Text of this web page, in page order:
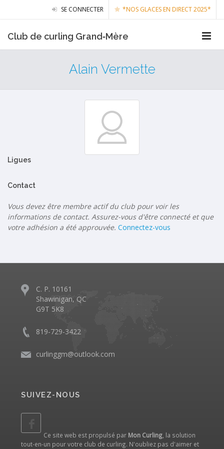
SE CONNECTER *NOS GLACES EN DIRECT 2025*
Club de curling Grand‑Mère
Alain Vermette
Ligues
Contact
Vous devez être membre actif du club pour voir les
informations de contact. Assurez-vous d'être connecté et que
votre adhésion a été approuvée. Connectez-vous
C. P. 10161
Shawinigan, QC
G9T 5K8
819-729-3422
curlinggm@outlook.com
SUIVEZ-NOUS
Ce site web est propulsé par Mon Curling , la solution
tout-en-un pour votre club de curling. N'oubliez pas d'aimer et